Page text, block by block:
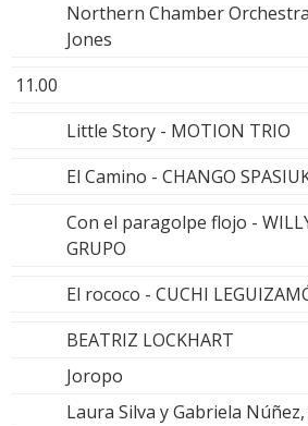
Northern Chamber
Jones
11.00
Little Story - MOTION TRIO
El Camino - CHANGO
Con el paragolpe flojo -
GRUPO
El rococo - CUCHI
BEATRIZ LOCKHART
Joropo
Laura Silva y Gabriela